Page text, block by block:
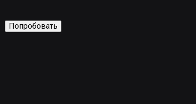
Попробовать